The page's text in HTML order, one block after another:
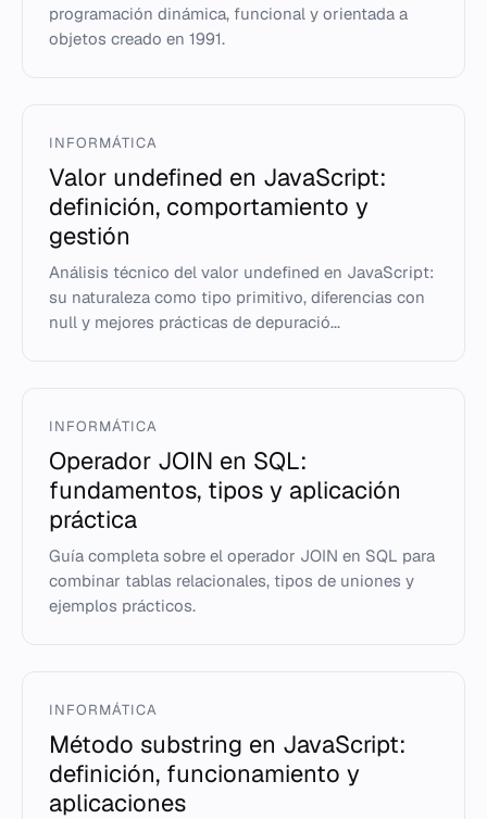
programación dinámica, funcional y orientada a
objetos creado en 1991.
INFORMÁTICA
Valor undefined en JavaScript:
definición, comportamiento y
gestión
Análisis técnico del valor undefined en JavaScript:
su naturaleza como tipo primitivo, diferencias con
null y mejores prácticas de depuració...
INFORMÁTICA
Operador JOIN en SQL:
fundamentos, tipos y aplicación
práctica
Guía completa sobre el operador JOIN en SQL para
combinar tablas relacionales, tipos de uniones y
ejemplos prácticos.
INFORMÁTICA
Método substring en JavaScript:
definición, funcionamiento y
aplicaciones